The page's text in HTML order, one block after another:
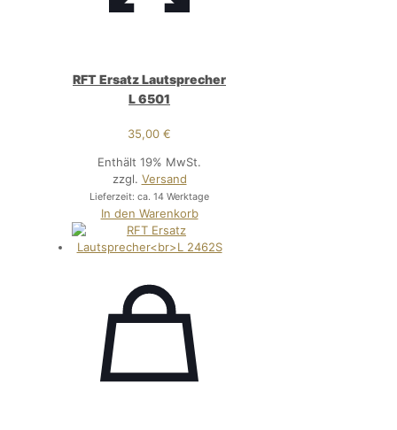
RFT Ersatz Lautsprecher
L 6501
35,00€
Enthält 19% MwSt.
zzgl. Versand
Lieferzeit: ca. 14 Werktage
In den Warenkorb